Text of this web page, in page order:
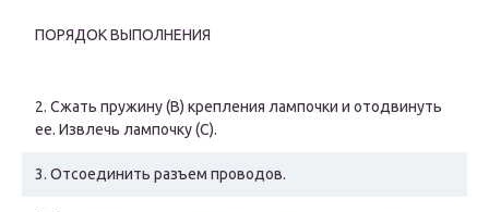
ПОРЯДОК ВЫПОЛНЕНИЯ
2. Сжать пружину (В) крепления лампочки и отодвинуть
ее. Извлечь лампочку (С).
3. Отсоединить разъем проводов.